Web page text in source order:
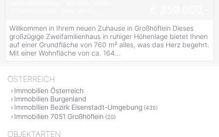
Willkommen in Ihrem neuen Zuhause in Großhöflein Dieses
großzügige Zweifamilienhaus in ruhiger Höhenlage bietet Ihnen
auf einer Grundfläche von 760 m² alles, was das Herz begehrt.
Mit einer Wohnfläche von ca. 164...
ÖSTERREICH
Immobilien Österreich
Immobilien Burgenland
Immobilien Bezirk Eisenstadt-Umgebung (435)
Immobilien 7051 Großhöflein (20)
OBJEKTARTEN